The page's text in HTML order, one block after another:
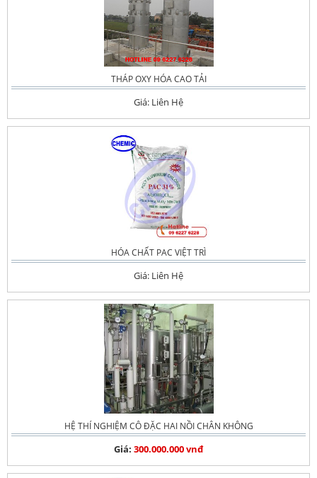
THÁP OXY HÓA CAO TẢI
Giá: Liên Hệ
HÓA CHẤT PAC VIỆT TRÌ
Giá: Liên Hệ
HỆ THÍ NGHIỆM CÔ ĐẶC HAI NỒI CHÂN KHÔNG
Giá: 300.000.000 vnđ